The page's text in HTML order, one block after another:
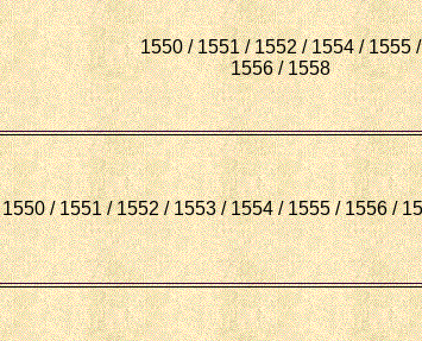
1550 / 1551 / 1552 / 1554 / 1555 /
1556 / 1558
1550 / 1551 / 1552 / 1553 / 1554 / 1555 / 1556 /